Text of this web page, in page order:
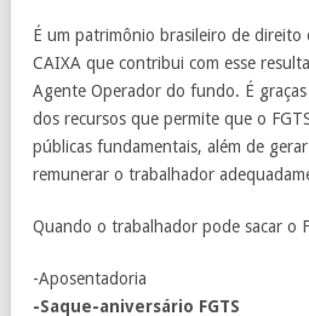
É um patrimônio brasileiro de
CAIXA que contribui com esse
Agente Operador do fundo. É
dos recursos que permite que o
públicas fundamentais, além de
remunerar o trabalhador
Quando o trabalhador pode sacar o
-Aposentadoria
-Saque-aniversário FGTS